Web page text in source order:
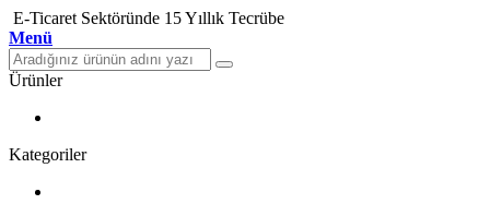
E-Ticaret Sektöründe 15 Yıllık Tecrübe
Menü
Ürünler
Kategoriler